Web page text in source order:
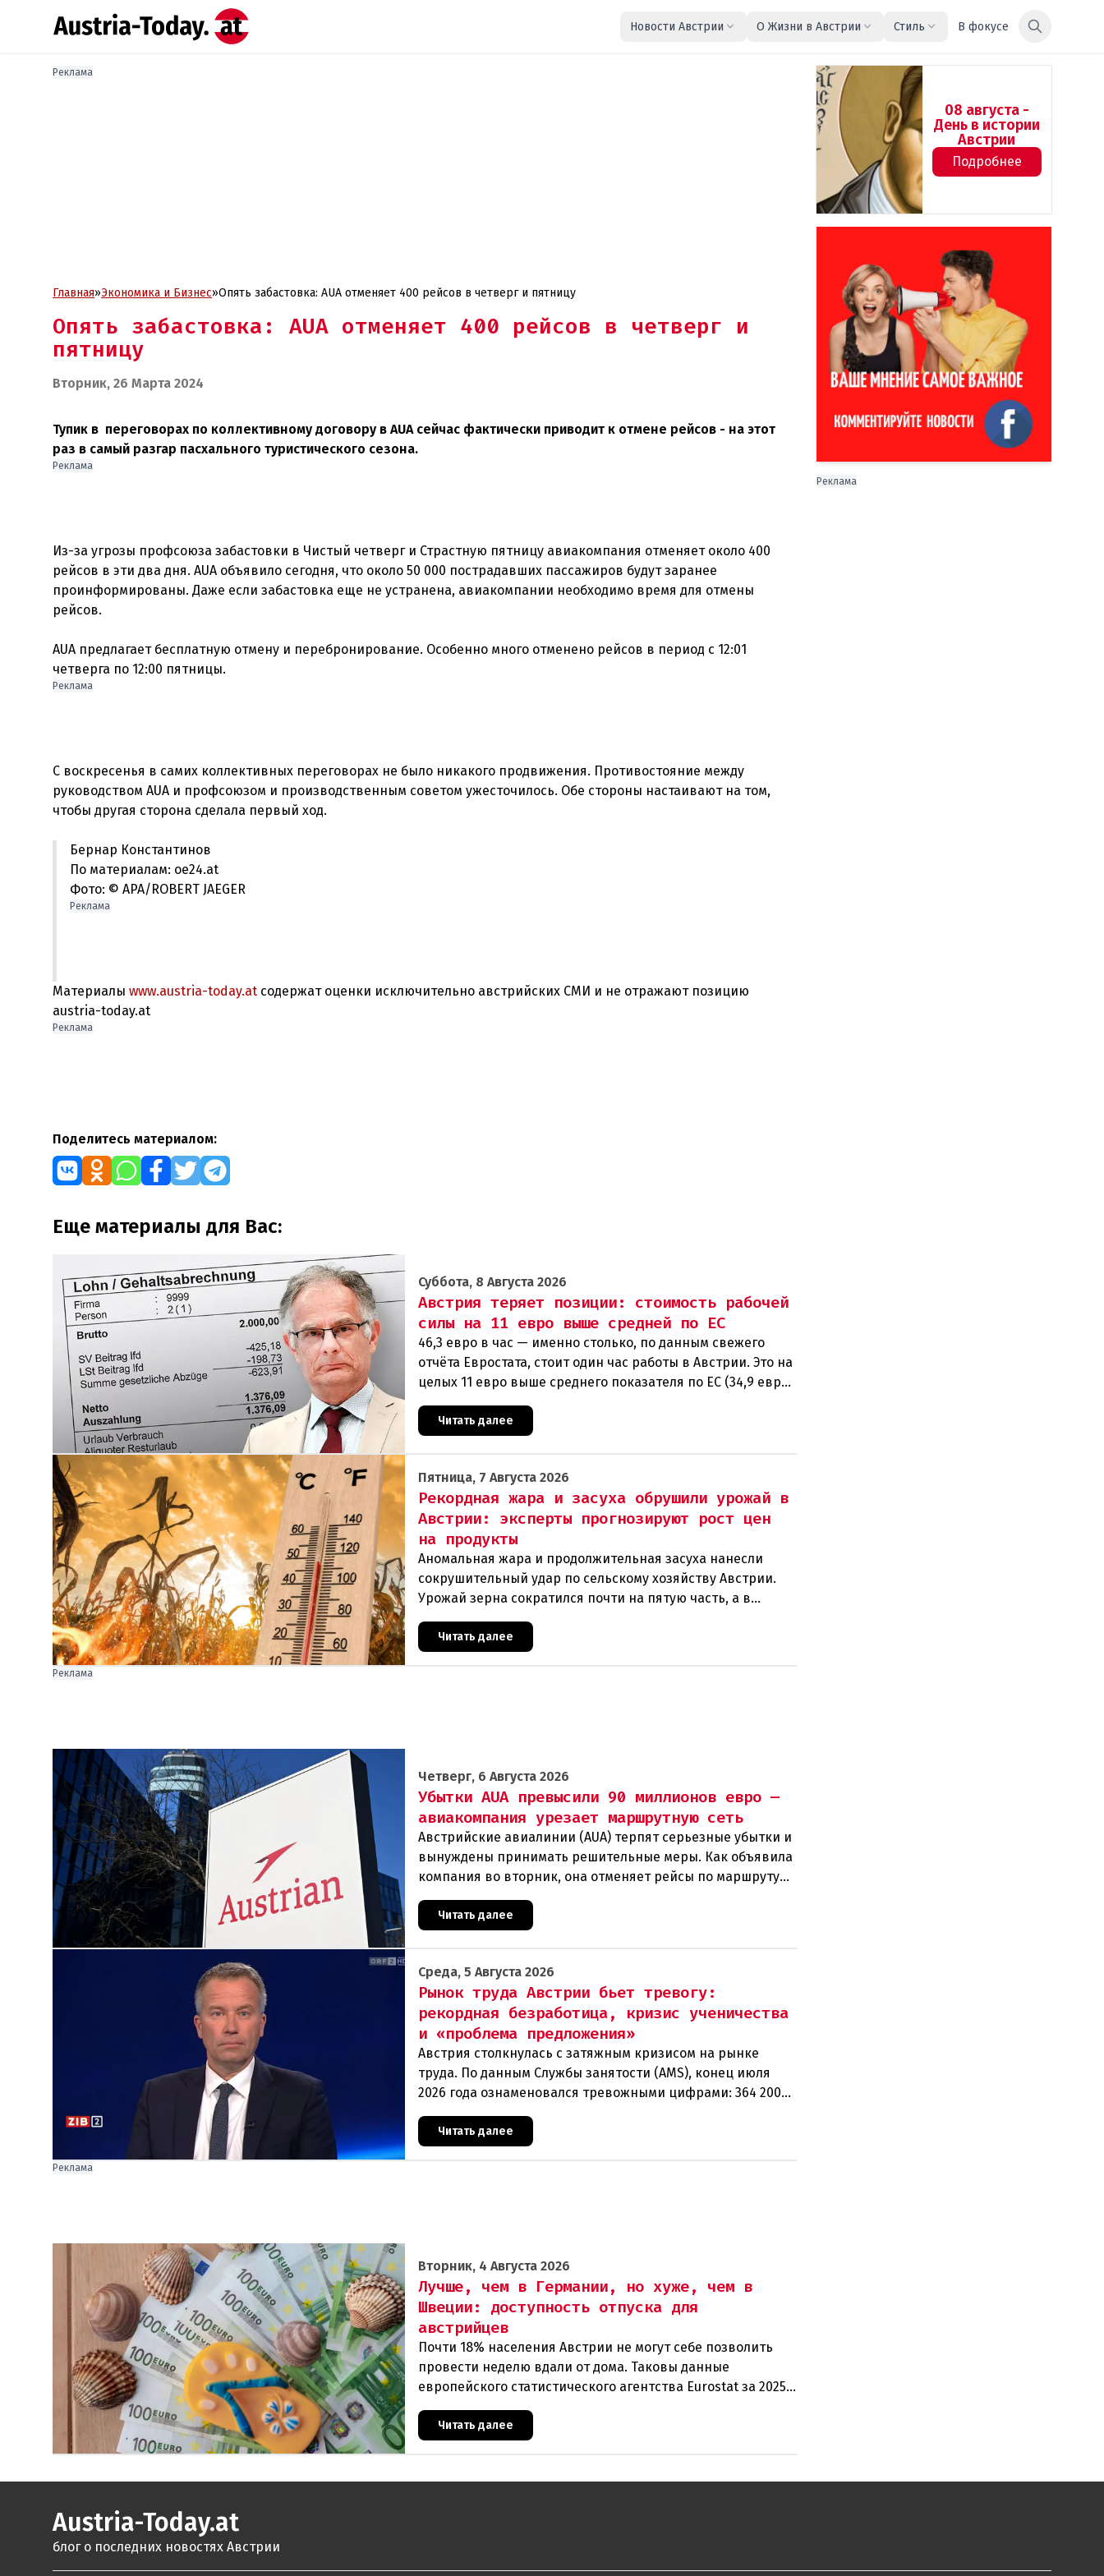
Новости Австрии О Жизни в Австрии Стиль В фокусе
Реклама
Главная»Экономика и Бизнес»Опять забастовка: AUA отменяет 400 рейсов в четверг и пятницу
Опять забастовка: AUA отменяет 400 рейсов в четверг и
пятницу
Вторник, 26 Марта 2024
Тупик в переговорах по коллективному договору в AUA сейчас фактически приводит к отмене рейсов - на этот
раз в самый разгар пасхального туристического сезона.
Реклама
Из-за угрозы профсоюза забастовки в Чистый четверг и Страстную пятницу авиакомпания отменяет около 400
рейсов в эти два дня. AUA объявило сегодня, что около 50 000 пострадавших пассажиров будут заранее
проинформированы. Даже если забастовка еще не устранена, авиакомпании необходимо время для отмены
рейсов.
AUA предлагает бесплатную отмену и перебронирование. Особенно много отменено рейсов в период с 12:01
Реклама
С воскресенья в самих коллективных переговорах не было никакого продвижения. Противостояние между
руководством AUA и профсоюзом и производственным советом ужесточилось. Обе стороны настаивают на том,
Бернар Константинов
По материалам: oe24.at
Фото: © APA/ROBERT JAEGER
Реклама
Материалы www.austria-today.at содержат оценки исключительно австрийских СМИ и не отражают позицию
austria-today.at
Реклама
Поделитесь материалом:
Еще материалы для Вас:
Суббота, 8 Августа 2026
Австрия теряет позиции: стоимость рабочей
силы на 11 евро выше средней по ЕС
46,3 евро в час — именно столько, по данным свежего
отчёта Евростата, стоит один час работы в Австрии. Это на
целых 11 евро выше среднего показателя по ЕС (34,9 евро).
Читать далее
Пятница, 7 Августа 2026
Рекордная жара и засуха обрушили урожай в
Австрии: эксперты прогнозируют рост цен
на продукты
Аномальная жара и продолжительная засуха нанесли
сокрушительный удар по сельскому хозяйству Австрии.
Урожай зерна сократился почти на пятую часть, а в
некоторых регионах потери достигают 80 процентов.
Читать далее
Реклама
Четверг, 6 Августа 2026
Убытки AUA превысили 90 миллионов евро —
авиакомпания урезает маршрутную сеть
Австрийские авиалинии (AUA) терпят серьезные убытки и
вынуждены принимать решительные меры. Как объявила
компания во вторник, она отменяет рейсы по маршруту
Читать далее
Среда, 5 Августа 2026
Рынок труда Австрии бьет тревогу:
рекордная безработица, кризис ученичества
и «проблема предложения»
Австрия столкнулась с затяжным кризисом на рынке
труда. По данным Службы занятости (AMS), конец июля
2026 года ознаменовался тревожными цифрами: 364 200
Читать далее
Реклама
Вторник, 4 Августа 2026
Лучше, чем в Германии, но хуже, чем в
Швеции: доступность отпуска для
австрийцев
Почти 18% населения Австрии не могут себе позволить
провести неделю вдали от дома. Таковы данные
европейского статистического агентства Eurostat за 2025
Читать далее
08 августа -
День в истории
Австрии
Подробнее
Реклама
Austria-Today.at
блог о последних новостях Австрии